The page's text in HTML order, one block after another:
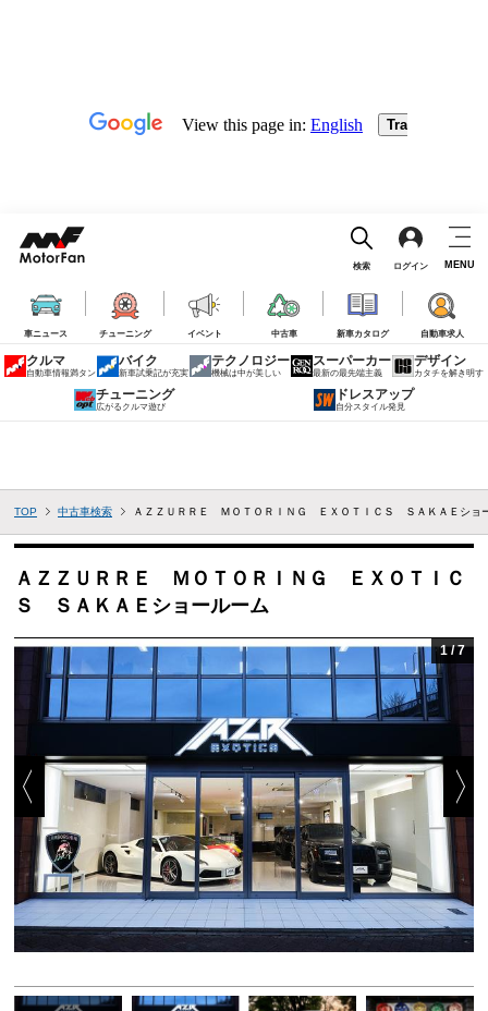
車ニュース チューニング イベント 中古車 新車カタログ 自動車求人
検索 ログイン MENU
クルマ
自動車情報満タン
バイク
新車試乗記が充実
テクノロジー
機械は中が美しい
スーパーカー
最新の最先端主義
デザイン
カタチを解き明す
チューニング
広がるクルマ遊び
ドレスアップ
自分スタイル発見
TOP 中古車検索 ＡＺＺＵＲＲＥ ＭＯＴＯＲＩＮＧ ＥＸＯＴＩＣＳ ＳＡＫＡＥショ
ＡＺＺＵＲＲＥ ＭＯＴＯＲＩＮＧ ＥＸＯＴＩＣ
Ｓ ＳＡＫＡＥショールーム
1/7